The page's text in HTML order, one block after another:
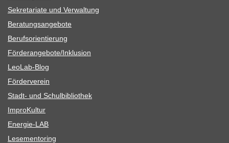
Sekre­ta­riate und Verwaltung
Bera­tungs­an­ge­bote
Berufs­ori­en­tie­rung
Förderangebote/​​Inklusion
Leo­Lab-Blog
För­der­ver­ein
Stadt- und Schulbibliothek
Impro­Kul­tur
Ener­­gie-LAB
Lese­men­to­ring